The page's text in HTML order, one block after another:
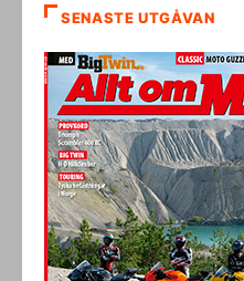
SENASTE UTGÅVAN